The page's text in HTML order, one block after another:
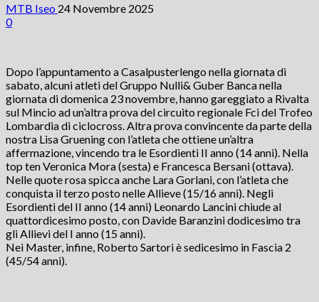
MTB Iseo 24 Novembre 2025
0
Dopo l’appuntamento a Casalpusterlengo nella giornata di
sabato, alcuni atleti del Gruppo Nulli& Guber Banca nella
giornata di domenica 23 novembre, hanno gareggiato a Rivalta
sul Mincio ad un’altra prova del circuito regionale Fci del Trofeo
Lombardia di ciclocross. Altra prova convincente da parte della
nostra Lisa Gruening con l’atleta che ottiene un’altra
affermazione, vincendo tra le Esordienti II anno (14 anni). Nella
top ten Veronica Mora (sesta) e Francesca Bersani (ottava).
Nelle quote rosa spicca anche Lara Gorlani, con l’atleta che
conquista il terzo posto nelle Allieve (15/16 anni). Negli
Esordienti del II anno (14 anni) Leonardo Lancini chiude al
quattordicesimo posto, con Davide Baranzini dodicesimo tra
gli Allievi del I anno (15 anni).
Nei Master, infine, Roberto Sartori è sedicesimo in Fascia 2
(45/54 anni).